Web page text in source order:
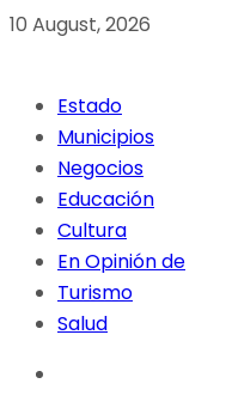
10 August, 2026
Estado
Municipios
Negocios
Educación
Cultura
En Opinión de
Turismo
Salud